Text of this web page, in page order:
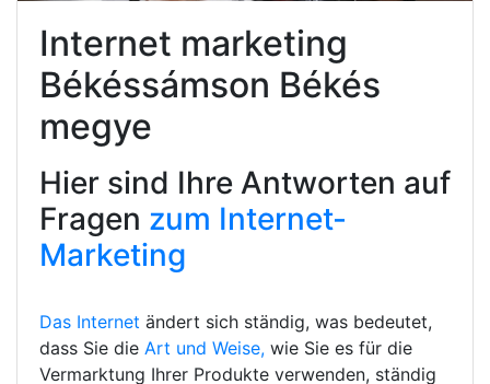
Internet marketing
Békéssámson Békés
megye
Hier sind Ihre Antworten auf
Fragen zum Internet-
Marketing
Das Internet ändert sich ständig, was bedeutet,
dass Sie die Art und Weise, wie Sie es für die
Vermarktung Ihrer Produkte verwenden, ständig